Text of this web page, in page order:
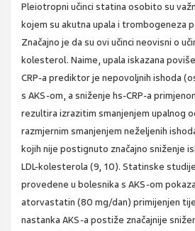
Pleiotropni učinci statina osobito su
kojem su akutna upala i trombogeneza
Značajno je da su ovi učinci neovisni o
kolesterol. Naime, upala iskazana
CRP-a prediktor je nepovoljnih ishoda
s AKS-om, a sniženje hs-CRP-a
rezultira izrazitim smanjenjem upalnog
razmjernim smanjenjem neželjenih
kojih nije postignuto značajno sniženje
LDL-kolesterola (9, 10). Statinske studije
provedene u bolesnika s AKS-om
atorvastatin (80 mg/dan) primijenjen
nastanka AKS-a postiže značajnije